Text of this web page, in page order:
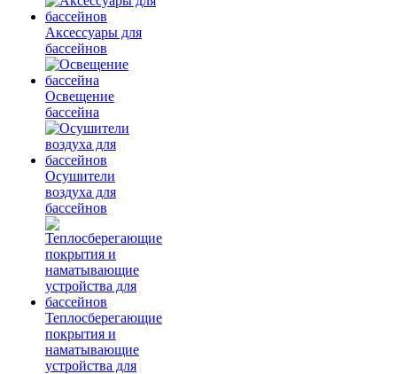
Аксессуары для
бассейнов
Освещение
бассейна
Осушители
воздуха для
бассейнов
Теплосберегающие
покрытия и
наматывающие
устройства для